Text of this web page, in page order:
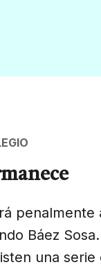
penalmente
Báez
una serie